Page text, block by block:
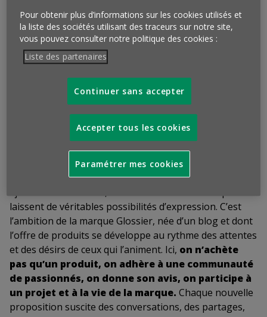
commercialisation. Les clientes peuvent aussi
organiser des FaceTime avec des conseillères de la
marque ou communiquer entre elles au sein d’une
chaîne Slack qui compte plus de 2000 messages par
semaine. L’offre de Glossier (une vingtaine de produits)
sera disponible en France début 2018.
Qu’en penser ?
Si toutes les marques du e-commerce tentent de
valoriser leur communauté de «fans» (et non de
consommateurs, terme laissé au commerce
traditionnel…) afin de se doter d’une forte valeur
ajoutée émotionnelle, rares sont encore celles qui leur
laissent de véritables possibilités d’expression. C’est
l’ambition de la marque Glossier, née d’un blog et dont
l’offre de produits se développe au rythme des attentes
et des désirs de ceux qui l’animent. Ici, on n’achète
pas qu’un produit, on adhère à une communauté
de passionnés, on donne son avis, on participe à
un projet et à la vie de la marque. Chaque nouvelle
proposition suscite des conversations, des partages,
Pour obtenir plus d’informations sur les cookies utilisés et
la liste des sociétés utilisant des traceurs sur notre site,
vous pouvez consulter notre politique des cookies :
Liste des partenaires
Continuer sans accepter
Accepter tous les cookies
Paramétrer mes cookies